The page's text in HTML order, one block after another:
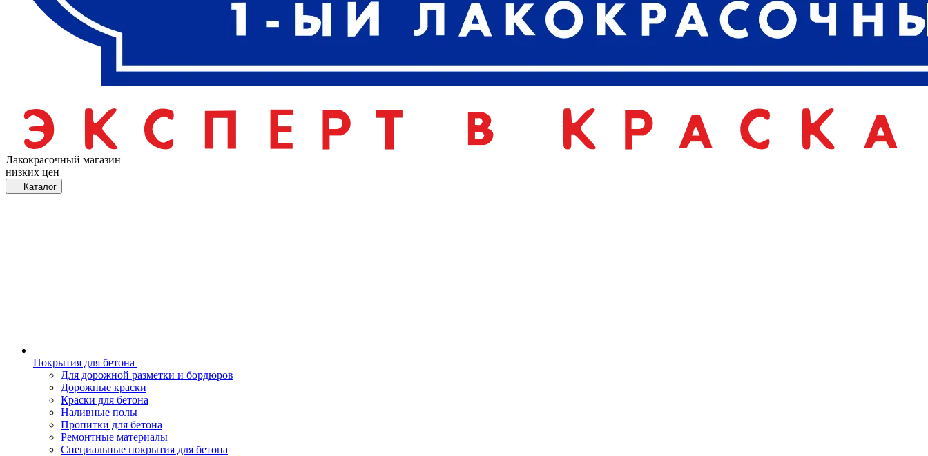
Лакокрасочный магазин
низких цен
Каталог
Покрытия для бетона
Для дорожной разметки и бордюров
Дорожные краски
Краски для бетона
Наливные полы
Пропитки для бетона
Ремонтные материалы
Специальные покрытия для бетона